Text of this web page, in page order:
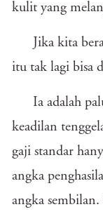
kulit yang
Jika kita
itu tak lagi bisa
Ia adalah
keadilan
gaji standar
angka
angka